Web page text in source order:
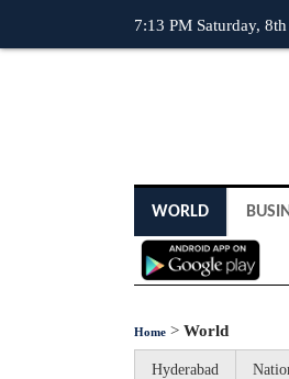
7:13 PM Saturday,
WORLD
Home > World
Hyderabad